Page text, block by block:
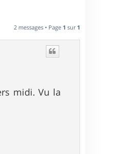
2 messages • Page 1 sur 1
midi. Vu la